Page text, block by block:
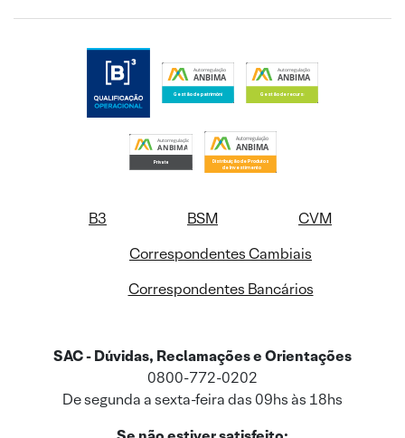
B3 BSM
CVM
Correspondentes Cambiais
Correspondentes Bancários
SAC - Dúvidas, Reclamações e Orientações
0800-772-0202
De segunda a sexta-feira das 09hs às 18hs